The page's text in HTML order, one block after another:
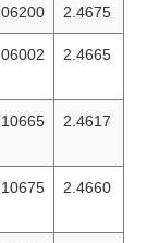
2.4675
N06200
2.4665
N06002
2.4617
N10665
2.4660
N10675